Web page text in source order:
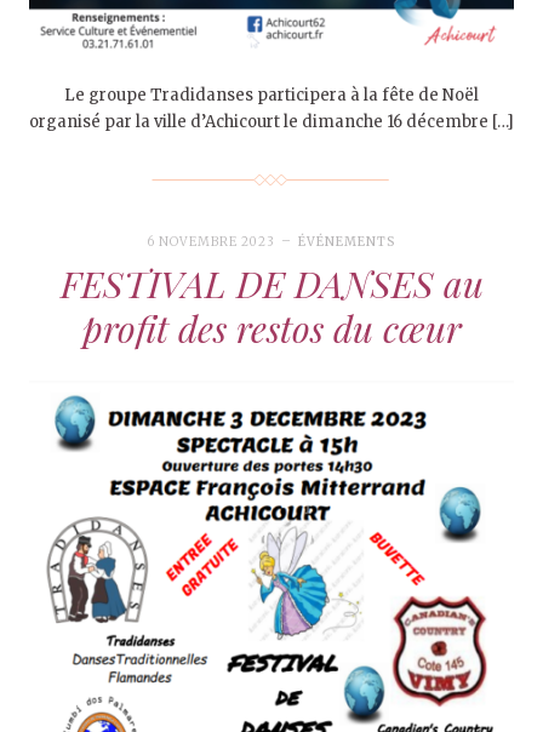
Le groupe Tradidanses participera à la fête de Noël
organisé par la ville d’Achicourt le dimanche 16 décembre […]
6 NOVEMBRE 2023 ÉVÉNEMENTS
FESTIVAL DE DANSES au
profit des restos du cœur